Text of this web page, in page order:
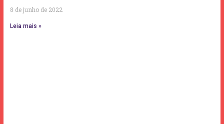
8 de junho de 2022
Leia mais »